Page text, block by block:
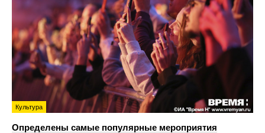
Культура
Определены самые популярные мероприятия